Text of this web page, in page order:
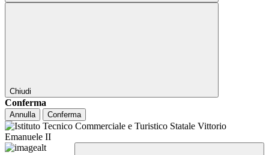
Chiudi
Conferma
Annulla Conferma